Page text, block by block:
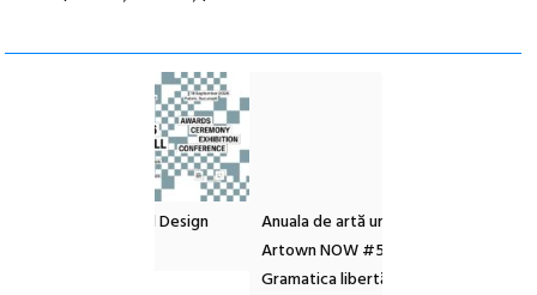
Anuala de artă urbană
Artown NOW #5:
Gramatica libertății